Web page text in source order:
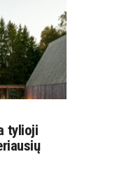
tylioji